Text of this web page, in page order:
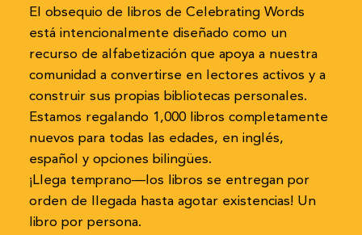
El obsequio de libros de Celebrating Words
está intencionalmente diseñado como un
recurso de alfabetización que apoya a nuestra
comunidad a convertirse en lectores activos y a
construir sus propias bibliotecas personales.
Estamos regalando 1,000 libros completamente
nuevos para todas las edades, en inglés,
español y opciones bilingües.
¡Llega temprano—los libros se entregan por
orden de llegada hasta agotar existencias! Un
libro por persona.